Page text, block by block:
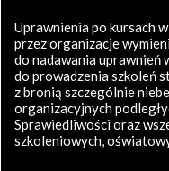
Uprawnienia po kursach
przez organizacje
do nadawania uprawnień
do prowadzenia szkoleń
z bronią szczególnie
organizacyjnych
Sprawiedliwości oraz
szkoleniowych,